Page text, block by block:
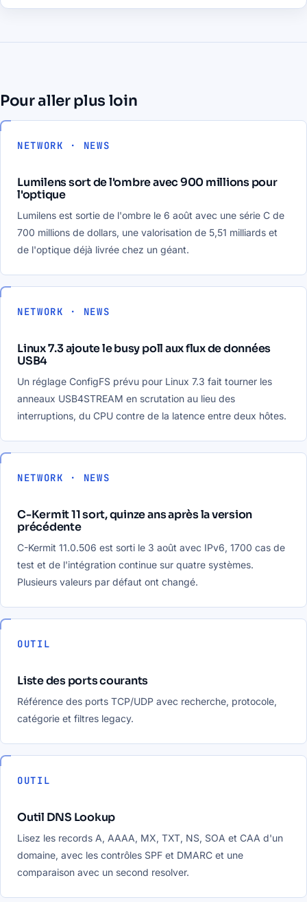
Pour aller plus loin
NETWORK · NEWS
Lumilens sort de l'ombre avec 900 millions pour
l'optique
Lumilens est sortie de l'ombre le 6 août avec une série C de
700 millions de dollars, une valorisation de 5,51 milliards et
de l'optique déjà livrée chez un géant.
NETWORK · NEWS
Linux 7.3 ajoute le busy poll aux flux de données
USB4
Un réglage ConfigFS prévu pour Linux 7.3 fait tourner les
anneaux USB4STREAM en scrutation au lieu des
interruptions, du CPU contre de la latence entre deux hôtes.
NETWORK · NEWS
C-Kermit 11 sort, quinze ans après la version
précédente
C-Kermit 11.0.506 est sorti le 3 août avec IPv6, 1700 cas de
test et de l'intégration continue sur quatre systèmes.
Plusieurs valeurs par défaut ont changé.
OUTIL
Liste des ports courants
Référence des ports TCP/UDP avec recherche, protocole,
catégorie et filtres legacy.
OUTIL
Outil DNS Lookup
Lisez les records A, AAAA, MX, TXT, NS, SOA et CAA d'un
domaine, avec les contrôles SPF et DMARC et une
comparaison avec un second resolver.